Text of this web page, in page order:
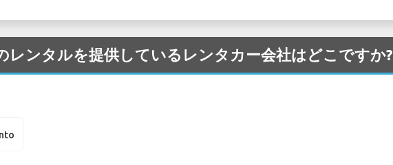
レンタルを提供しているレンタカー会社はどこですか?